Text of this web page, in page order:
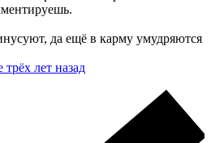
да ещё в карму умудряются
трёх лет назад